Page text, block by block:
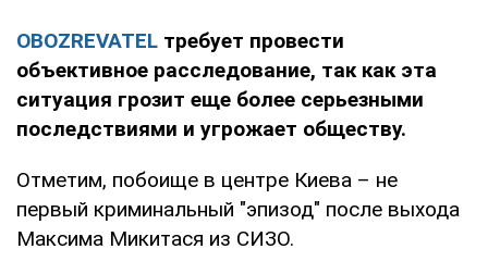
OBOZREVATEL требует провести
объективное расследование, так как эта
ситуация грозит еще более серьезными
последствиями и угрожает обществу.
Отметим, побоище в центре Киева – не
первый криминальный "эпизод" после выхода
Максима Микитася из СИЗО.